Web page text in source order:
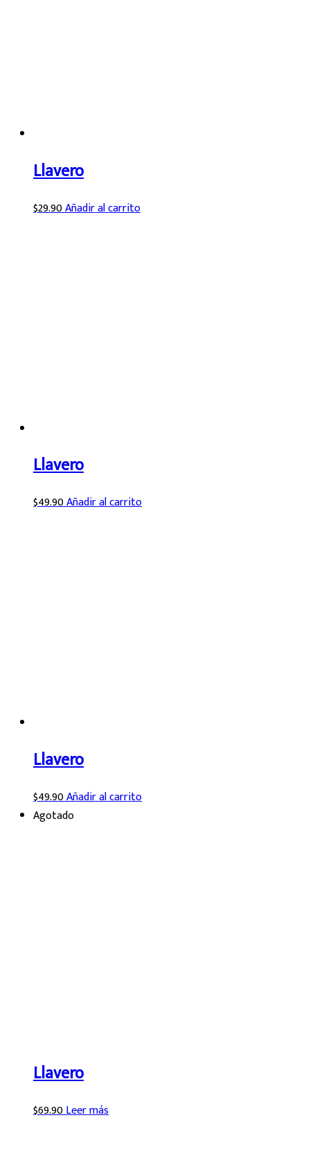
Llavero
$29.90Añadir al carrito
Llavero
$49.90Añadir al carrito
Llavero
$49.90Añadir al carrito
Agotado
Llavero
$69.90Leer más